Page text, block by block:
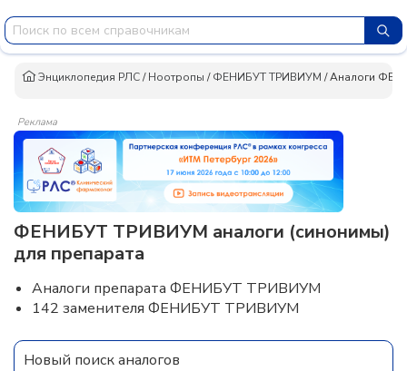
Энциклопедия РЛС/Ноотропы /ФЕНИБУТ ТРИВИУМ /Аналоги
Реклама
ФЕНИБУТ ТРИВИУМ аналоги (синонимы)
для препарата
Аналоги препарата ФЕНИБУТ ТРИВИУМ
142 заменителя ФЕНИБУТ ТРИВИУМ
Новый поиск аналогов